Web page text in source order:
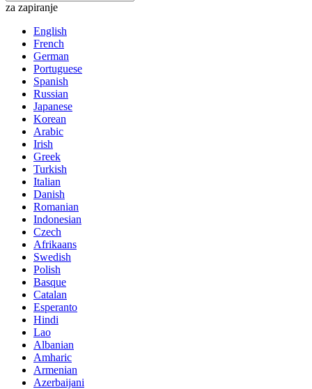
za zapiranje
English
French
German
Portuguese
Spanish
Russian
Japanese
Korean
Arabic
Irish
Greek
Turkish
Italian
Danish
Romanian
Indonesian
Czech
Afrikaans
Swedish
Polish
Basque
Catalan
Esperanto
Hindi
Lao
Albanian
Amharic
Armenian
Azerbaijani